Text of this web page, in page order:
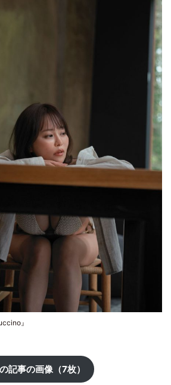
』
記事の画像（7枚）